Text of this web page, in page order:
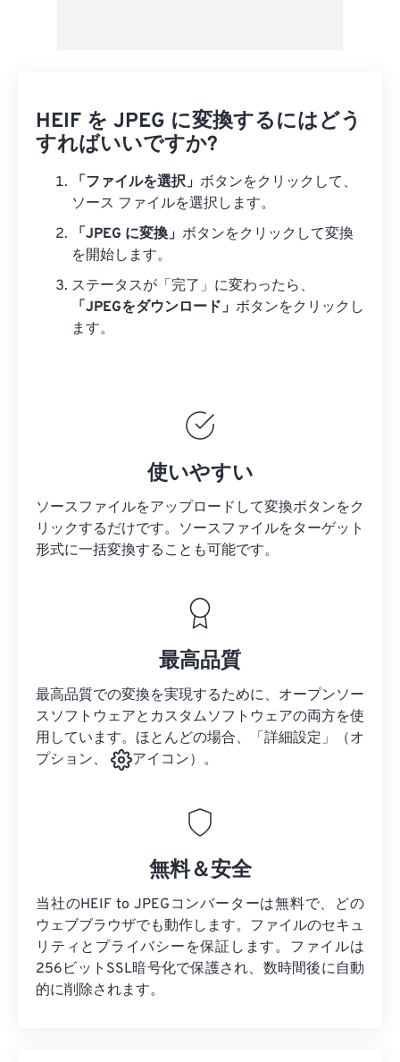
HEIF を JPEG に変換するにはどう
すればいいですか?
「ファイルを選択」 ボタンをクリックして、
ソース ファイルを選択します。
「JPEG に変換」 ボタンをクリックして変換
を開始します。
ステータスが「完了」に変わったら、
「JPEGをダウンロード」 ボタンをクリックし
ます。
使いやすい
ソースファイルをアップロードして変換ボタンをク
リックするだけです。 ソースファイルをターゲット
形式に一括変換することも可能です。
最高品質
最高品質での変換を実現するために、オープンソー
スソフトウェアとカスタムソフトウェアの両方を使
用しています。ほとんどの場合、「詳細設定」（オ
プション、
アイコン）。
無料＆安全
当社のHEIF to JPEGコンバーターは無料で、どの
ウェブブラウザでも動作します。ファイルのセキュ
リティとプライバシーを保証します。ファイルは
256ビットSSL暗号化で保護され、数時間後に自動
的に削除されます。